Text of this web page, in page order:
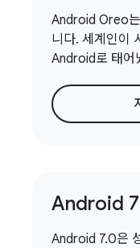
Android Oreo
니다. 세계인이
Android로 태어
Android
Android 7.0은